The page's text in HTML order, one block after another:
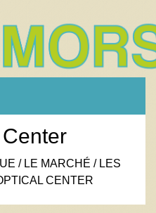
/ LE MARCHÉ / LES
CENTER